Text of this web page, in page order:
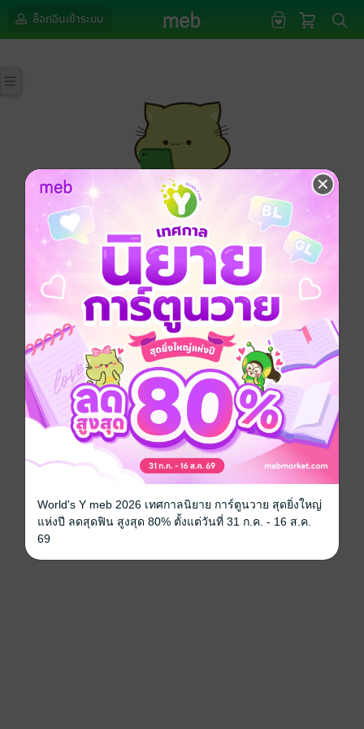
ล็อกอินเข้าระบบ
กรุณาเข้าสู่ระบบก่อนดำเนินรายการด้วยค่ะ
ล็อกอินเข้าระบบ
World's Y meb 2026 เทศกาลนิยาย การ์ตูนวาย สุดยิ่งใหญ่
แห่งปี ลดสุดฟิน สูงสุด 80% ตั้งแต่วันที่ 31 ก.ค. - 16 ส.ค.
69